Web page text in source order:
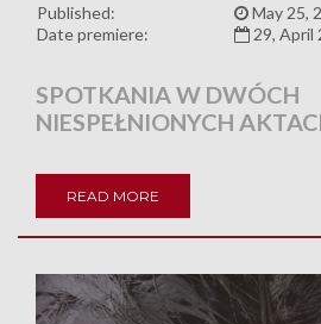
Published:
May 25,
Date premiere:
29, April
SPOTKANIA W DWÓCH
NIESPEŁNIONYCH
READ MORE